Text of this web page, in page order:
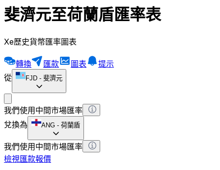
斐濟元至荷蘭盾匯率表
Xe歷史貨幣匯率圖表
轉換 匯款 圖表
提示
從
FJD - 斐濟元
我們使用中間市場匯率
兌換為
ANG - 荷蘭盾
我們使用中間市場匯率
檢視匯款報價